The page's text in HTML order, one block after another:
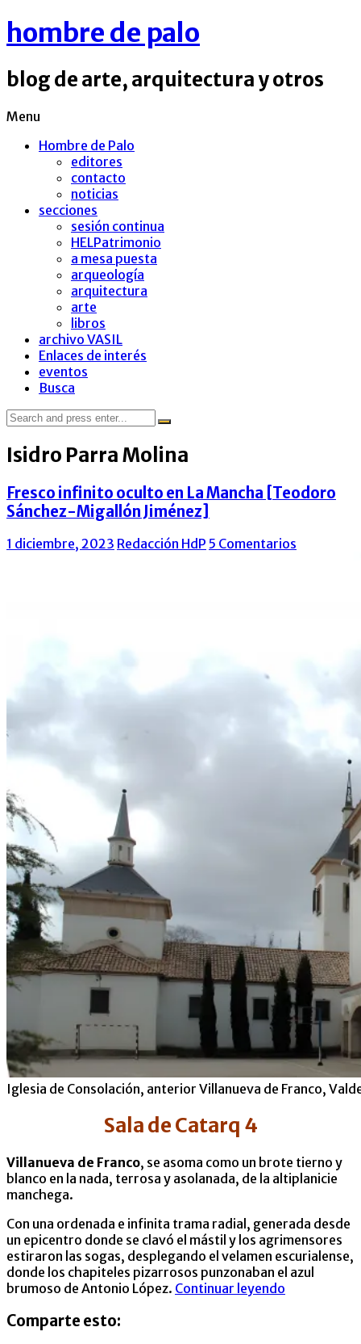
hombre de palo
blog de arte, arquitectura y otros
Menu
Hombre de Palo
editores
contacto
noticias
secciones
sesión continua
HELPatrimonio
a mesa puesta
arqueología
arquitectura
arte
libros
archivo VASIL
Enlaces de interés
eventos
Busca
Search
for:
Isidro Parra Molina
Fresco infinito oculto en La Mancha [Teodoro
Sánchez-Migallón Jiménez]
1 diciembre, 2023 Redacción HdP 5 Comentarios
Iglesia de Consolación, anterior Villanueva de Franco,
Sala de Catarq 4
Villanueva de Franco, se asoma como un brote tierno y
blanco en la nada, terrosa y asolanada, de la altiplanicie
manchega.
Con una ordenada e infinita trama radial, generada desde
un epicentro donde se clavó el mástil y los agrimensores
estiraron las sogas, desplegando el velamen escurialense,
donde los chapiteles pizarrosos punzonaban el azul
brumoso de Antonio López. Continuar leyendo
Comparte esto: